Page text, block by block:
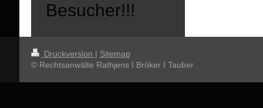
Besucher!!!
Druckversion | Sitemap
© Rechtsanwälte Rathjens I Bröker I Tauber